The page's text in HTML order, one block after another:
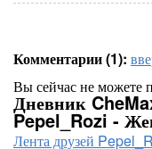
Комментарии (1):
Вы сейчас не можете
Дневник
Pepel_Rozi -
Лента друзей